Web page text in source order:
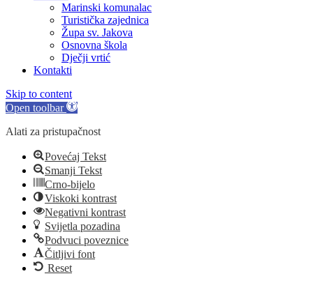
Marinski komunalac
Turistička zajednica
Župa sv. Jakova
Osnovna škola
Dječji vrtić
Kontakti
Skip to content
Open toolbar
Alati za pristupačnost
Povećaj Tekst
Smanji Tekst
Crno-bijelo
Viskoki kontrast
Negativni kontrast
Svijetla pozadina
Podvuci poveznice
Čitljivi font
Reset